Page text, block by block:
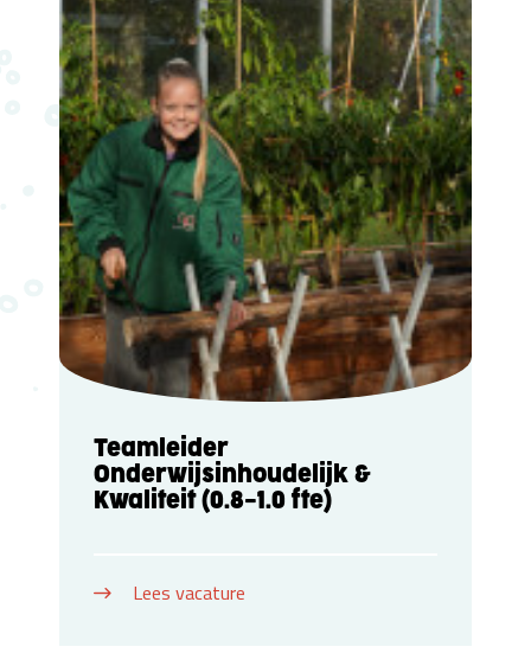
Teamleider
Onderwijsinhoudelijk &
Kwaliteit (0.8-1.0 fte)
Lees vacature